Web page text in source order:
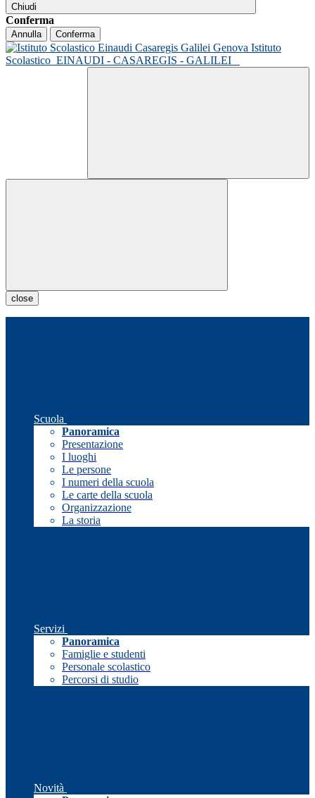
Chiudi
Conferma
Annulla Conferma
Istituto
Scolastico EINAUDI - CASAREGIS - GALILEI
close
Scuola
Panoramica
Presentazione
I luoghi
Le persone
I numeri della scuola
Le carte della scuola
Organizzazione
La storia
Servizi
Panoramica
Famiglie e studenti
Personale scolastico
Percorsi di studio
Novità